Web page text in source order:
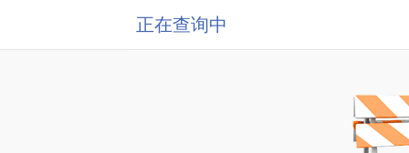
正在查询中